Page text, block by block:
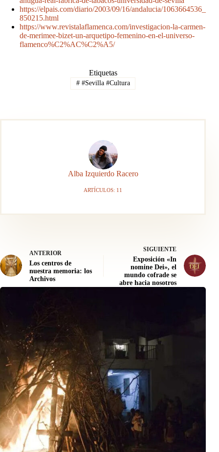
https://elpais.com/diario/2003/09/16/andalucia/1063664536_
850215.html
https://www.revistalaflamenca.com/investigacion-la-carmen-
de-merimee-bizet-un-arquetipo-femenino-en-el-universo-
flamenco%C2%AC%C2%A5/
Etiquetas
##Sevilla #Cultura
Alba Izquierdo Racero
ARTÍCULOS: 11
ANTERIOR
Los centros de
nuestra memoria: los
Archivos
SIGUIENTE
Exposición «In
nomine Dei», el
mundo cofrade se
abre hacia nosotros